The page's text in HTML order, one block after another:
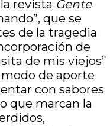
revista Gente
que se
de la tragedia
de
de mis viejos”
de aporte
con sabores
que marcan la